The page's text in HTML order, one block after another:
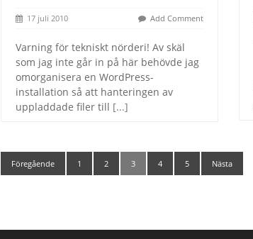
17 juli 2010 Add Comment
Varning för tekniskt nörderi! Av skäl
som jag inte går in på här behövde jag
omorganisera en WordPress-
installation så att hanteringen av
uppladdade filer till [...]
Föregående 1 2 3 4 5 Nästa